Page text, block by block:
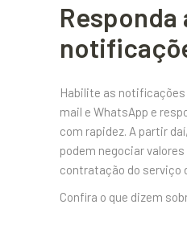
Responda
Habilite as
mail e WhatsApp e
com rapidez. A partir
podem negociar
contratação do serviço
Confira o que dizem